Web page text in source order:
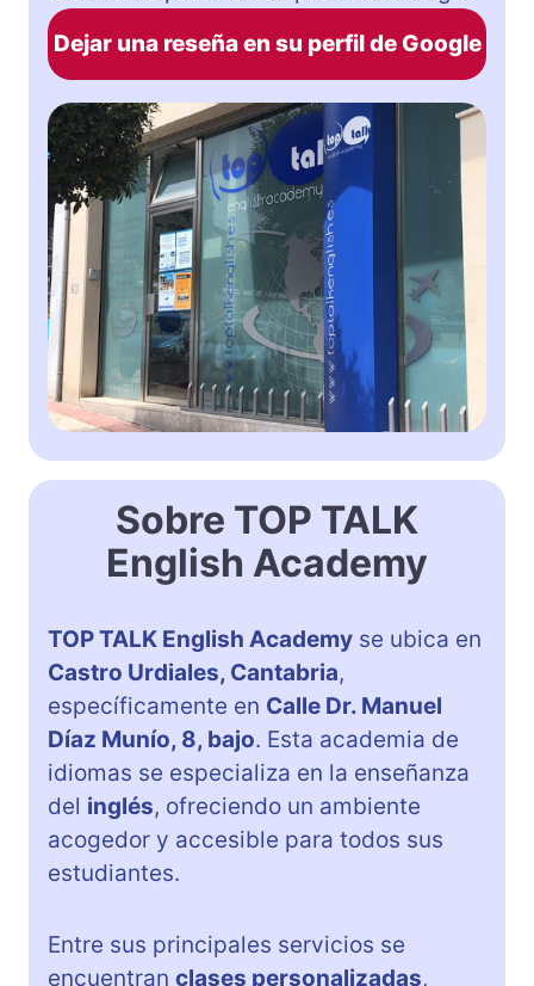
Dejar una reseña en su perfil de Google
Sobre TOP TALK
English Academy
TOP TALK English Academy se ubica en
Castro Urdiales, Cantabria,
específicamente en Calle Dr. Manuel
Díaz Munío, 8, bajo. Esta academia de
idiomas se especializa en la enseñanza
del inglés, ofreciendo un ambiente
acogedor y accesible para todos sus
estudiantes.
Entre sus principales servicios se
encuentran clases personalizadas,